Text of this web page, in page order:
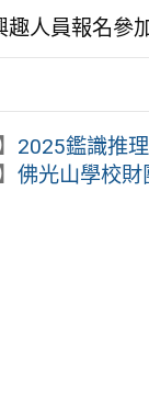
趣人員報名參
2025鑑識推
佛光山學校財